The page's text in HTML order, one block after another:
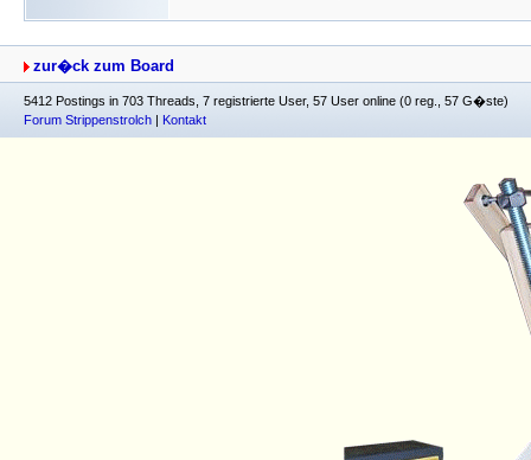
zur�ck zum Board
5412 Postings in 703 Threads, 7 registrierte User, 57 User online (0 reg., 57 G�ste)
Forum Strippenstrolch | Kontakt